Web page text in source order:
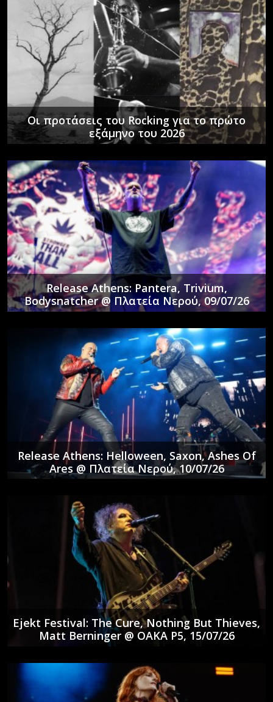
Οι προτάσεις του Rocking για το πρώτο
εξάμηνο του 2026
Release Athens: Pantera, Trivium,
Bodysnatcher @ Πλατεία Νερού, 09/07/26
Release Athens: Helloween, Saxon, Ashes Of
Ares @ Πλατεία Νερού, 10/07/26
Ejekt Festival: The Cure, Nothing But Thieves,
Matt Berninger @ ΟΑΚΑ P5, 15/07/26